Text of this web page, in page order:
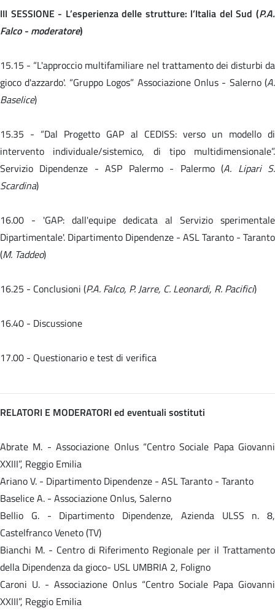
III SESSIONE - L’esperienza delle strutture: l’Italia del Sud (P.A.
Falco - moderatore)
15.15 - “L'approccio multifamiliare nel trattamento dei disturbi da
gioco d'azzardo'. “Gruppo Logos” Associazione Onlus - Salerno (A.
Baselice)
15.35 - “Dal Progetto GAP al CEDISS: verso un modello di
intervento individuale/sistemico, di tipo multidimensionale”.
Servizio Dipendenze - ASP Palermo - Palermo (A. Lipari S.
Scardina)
16.00 - 'GAP: dall'equipe dedicata al Servizio sperimentale
Dipartimentale'. Dipartimento Dipendenze - ASL Taranto - Taranto
(M. Taddeo)
16.25 - Conclusioni (P.A. Falco, P. Jarre, C. Leonardi, R. Pacifici)
16.40 - Discussione
17.00 - Questionario e test di verifica
RELATORI E MODERATORI ed eventuali sostituti
Abrate M. - Associazione Onlus “Centro Sociale Papa Giovanni
XXIII”, Reggio Emilia
Ariano V. - Dipartimento Dipendenze - ASL Taranto - Taranto
Baselice A. - Associazione Onlus, Salerno
Bellio G. - Dipartimento Dipendenze, Azienda ULSS n. 8,
Castelfranco Veneto (TV)
Bianchi M. - Centro di Riferimento Regionale per il Trattamento
della Dipendenza da gioco- USL UMBRIA 2, Foligno
Caroni U. - Associazione Onlus “Centro Sociale Papa Giovanni
XXIII”, Reggio Emilia